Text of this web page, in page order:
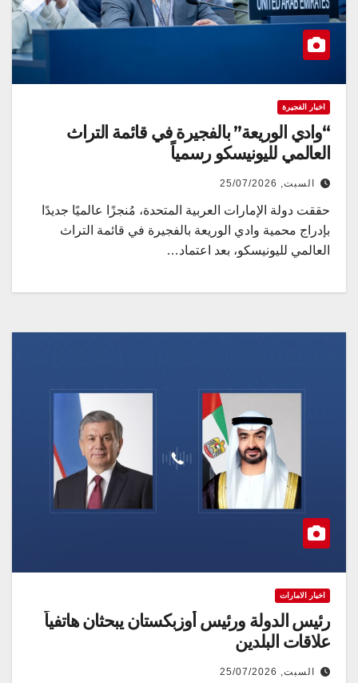
اخبار الفجيرة
“وادي الوريعة” بالفجيرة في قائمة التراث
العالمي لليونيسكو رسمياً
السبت, 25/07/2026
حققت دولة الإمارات العربية المتحدة، مُنجزًا عالميًا جديدًا
بإدراج محمية وادي الوريعة بالفجيرة في قائمة التراث
العالمي لليونيسكو، بعد اعتماد…
اخبار الامارات
رئيس الدولة ورئيس أوزبكستان يبحثان هاتفياً
علاقات البلدين
السبت, 25/07/2026